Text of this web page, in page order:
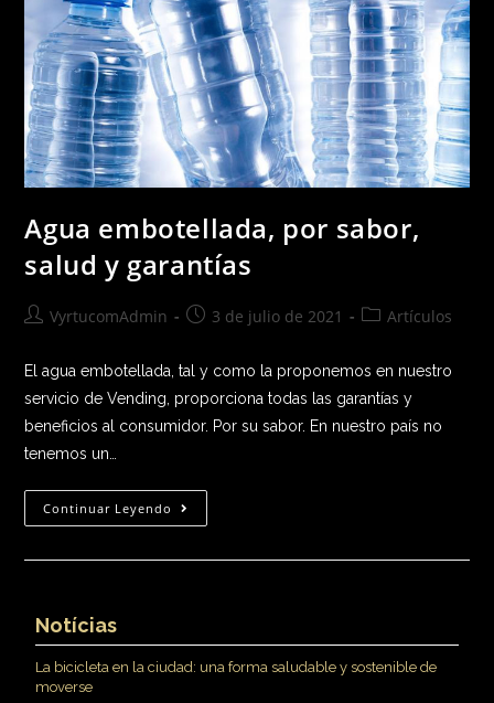
Agua embotellada, por sabor,
salud y garantías
VyrtucomAdmin 3 de julio de 2021 Artículos
El agua embotellada, tal y como la proponemos en nuestro
servicio de Vending, proporciona todas las garantías y
beneficios al consumidor. Por su sabor. En nuestro país no
tenemos un…
Continuar Leyendo
Notícias
La bicicleta en la ciudad: una forma saludable y sostenible de
moverse